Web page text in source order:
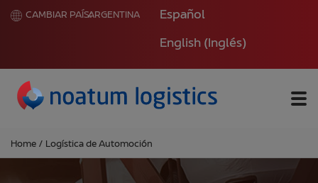
CAMBIAR PAÍS:ARGENTINA
Español
English (Inglés)
Home / Logística de Automoción